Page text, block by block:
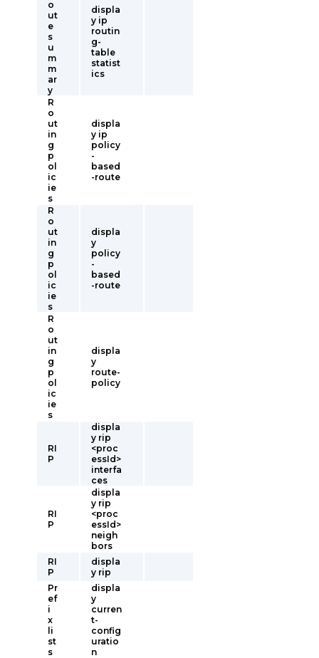
o
ut
e
s
u
m
m
ar
y
displa
y ip
routin
g-
table
statist
ics
R
o
ut
in
g
p
ol
ic
ie
s
displa
y ip
policy
-
based
-route
R
o
ut
in
g
p
ol
ic
ie
s
displa
y
policy
-
based
-route
R
o
ut
in
g
p
ol
ic
ie
s
displa
y
route-
policy
RI
P
displa
y rip
<proc
essId>
interfa
ces
RI
P
displa
y rip
<proc
essId>
neigh
bors
RI
P
displa
y rip
Pr
ef
i
x
li
st
s
displa
y
curren
t-
config
uratio
n